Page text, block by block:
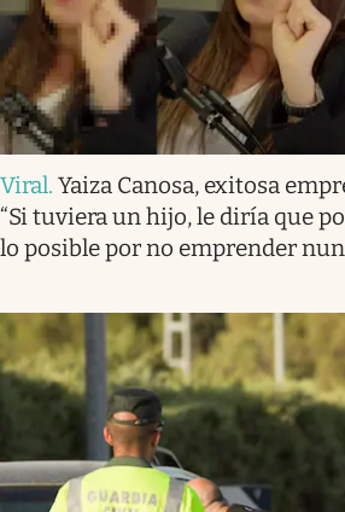
Viral. Yaiza Canosa, exitosa
“Si tuviera un hijo, le diría que
lo posible por no emprender